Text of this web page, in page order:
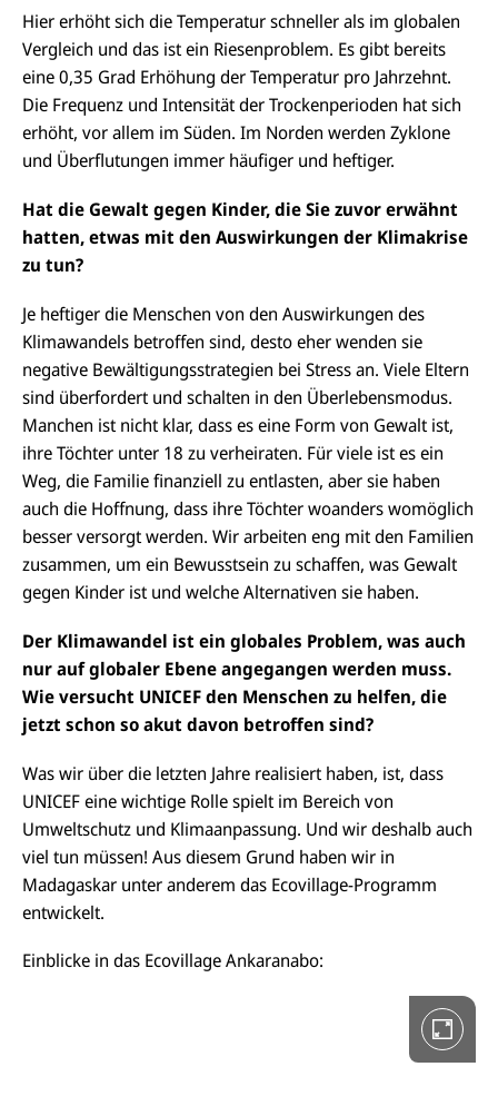
Hier erhöht sich die Temperatur schneller als im globalen
Vergleich und das ist ein Riesenproblem. Es gibt bereits
eine 0,35 Grad Erhöhung der Temperatur pro Jahrzehnt.
Die Frequenz und Intensität der Trockenperioden hat sich
erhöht, vor allem im Süden. Im Norden werden Zyklone
und Überflutungen immer häufiger und heftiger.
Hat die Gewalt gegen Kinder, die Sie zuvor erwähnt
hatten, etwas mit den Auswirkungen der Klimakrise
zu tun?
Je heftiger die Menschen von den Auswirkungen des
Klimawandels betroffen sind, desto eher wenden sie
negative Bewältigungsstrategien bei Stress an. Viele Eltern
sind überfordert und schalten in den Überlebensmodus.
Manchen ist nicht klar, dass es eine Form von Gewalt ist,
ihre Töchter unter 18 zu verheiraten. Für viele ist es ein
Weg, die Familie finanziell zu entlasten, aber sie haben
auch die Hoffnung, dass ihre Töchter woanders womöglich
besser versorgt werden. Wir arbeiten eng mit den Familien
zusammen, um ein Bewusstsein zu schaffen, was Gewalt
gegen Kinder ist und welche Alternativen sie haben.
Der Klimawandel ist ein globales Problem, was auch
nur auf globaler Ebene angegangen werden muss.
Wie versucht UNICEF den Menschen zu helfen, die
jetzt schon so akut davon betroffen sind?
Was wir über die letzten Jahre realisiert haben, ist, dass
UNICEF eine wichtige Rolle spielt im Bereich von
Umweltschutz und Klimaanpassung. Und wir deshalb auch
viel tun müssen! Aus diesem Grund haben wir in
Madagaskar unter anderem das Ecovillage-Programm
entwickelt.
Einblicke in das Ecovillage Ankaranabo:
e
l
l
l
b
i
l